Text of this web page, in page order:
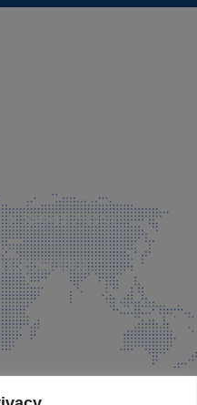
E SPEDIZIONI
(BG)